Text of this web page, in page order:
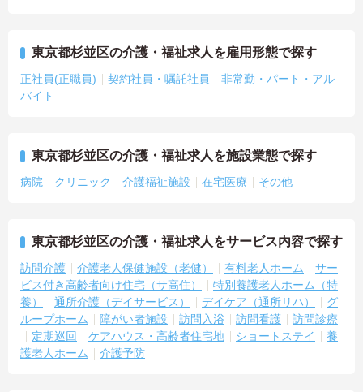
東京都杉並区の介護・福祉求人を雇用形態で探す
正社員(正職員) 契約社員・嘱託社員
非常勤・パート・アル
バイト
東京都杉並区の介護・福祉求人を施設業態で探す
病院 クリニック 介護福祉施設 在宅医療 その他
東京都杉並区の介護・福祉求人をサービス内容で探す
訪問介護 介護老人保健施設（老健） 有料老人ホーム
サー
ビス付き高齢者向け住宅（サ高住）
特別養護老人ホーム（特
養）
通所介護（デイサービス） デイケア（通所リハ）
グ
ループホーム
障がい者施設 訪問入浴 訪問看護
訪問診療
定期巡回
ケアハウス・高齢者住宅地 ショートステイ
養
護老人ホーム
介護予防